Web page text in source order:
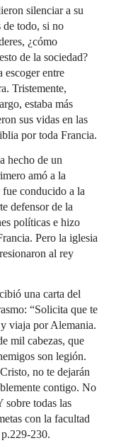
silenciar a su
de todo, si no
¿cómo
de la sociedad?
escoger entre
Tristemente,
estaba más
sus vidas en las
por toda Francia.
hecho de un
amó a la
conducido a la
defensor de la
políticas e hizo
Pero la iglesia
al rey
una carta del
“Solicita que te
viaja por Alemania.
mil cabezas, que
son legión.
no te dejarán
contigo. No
sobre todas las
con la facultad
230.